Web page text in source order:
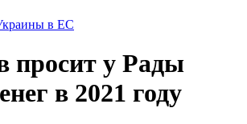
в ЕС
просит у Рады
в 2021 году